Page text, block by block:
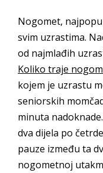
Nogomet,
svim uzrastima.
od najmlađih
Koliko traje
kojem je uzrastu
seniorskih
minuta
dva dijela po
pauze između ta
nogometnoj